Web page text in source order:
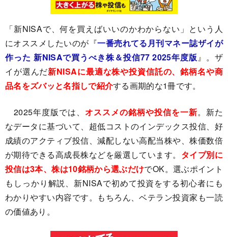
「新NISAで、何を買えばいいのかわからない」という人
にオススメしたいのが『一番売れてる月刊マネー誌ザイが
作った 新NISAで買うべき株＆投信77 2025年度版』。ザ
イが選んだ新NISAに最適な株や投資信託の、銘柄名や商
品名をズバッと名指しで紹介する画期的な1冊です。
2025年度版では、 オススメの銘柄や投信を一新。新た
なデータに基づいて、超低コストのインデックス投信、好
成績のアクティブ投信、減配しない高配当株や、株価数倍
が期待できる高成長株などを厳選しています。 タイプ別に
投信は3本、株は10銘柄から選ぶだけでOK。選ぶポイント
もしっかり解説、新NISAで初めて投資をする初心者にも
わかりやすい内容です。もちろん、ベテラン投資家も一読
の価値あり。